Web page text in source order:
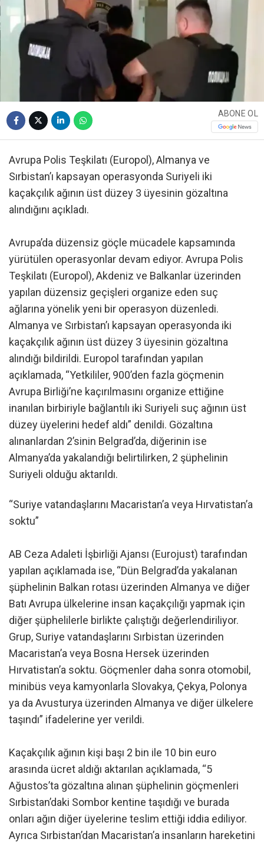
ABONE OL
Avrupa Polis Teşkilatı (Europol), Almanya ve
Sırbistan’ı kapsayan operasyonda Suriyeli iki
kaçakçılık ağının üst düzey 3 üyesinin gözaltına
alındığını açıkladı.
Avrupa’da düzensiz göçle mücadele kapsamında
yürütülen operasyonlar devam ediyor. Avrupa Polis
Teşkilatı (Europol), Akdeniz ve Balkanlar üzerinden
yapılan düzensiz geçişleri organize eden suç
ağlarına yönelik yeni bir operasyon düzenledi.
Almanya ve Sırbistan’ı kapsayan operasyonda iki
kaçakçılık ağının üst düzey 3 üyesinin gözaltına
alındığı bildirildi. Europol tarafından yapılan
açıklamada, “Yetkililer, 900’den fazla göçmenin
Avrupa Birliği’ne kaçırılmasını organize ettiğine
inanılan birbiriyle bağlantılı iki Suriyeli suç ağının üst
düzey üyelerini hedef aldı” denildi. Gözaltına
alınanlardan 2’sinin Belgrad’da, diğerinin ise
Almanya’da yakalandığı belirtilirken, 2 şüphelinin
Suriyeli olduğu aktarıldı.
“Suriye vatandaşlarını Macaristan’a veya Hırvatistan’a
soktu”
AB Ceza Adaleti İşbirliği Ajansı (Eurojust) tarafından
yapılan açıklamada ise, “Dün Belgrad’da yakalanan
şüphelinin Balkan rotası üzerinden Almanya ve diğer
Batı Avrupa ülkelerine insan kaçakçılığı yapmak için
diğer şüphelilerle birlikte çalıştığı değerlendiriliyor.
Grup, Suriye vatandaşlarını Sırbistan üzerinden
Macaristan’a veya Bosna Hersek üzerinden
Hırvatistan’a soktu. Göçmenler daha sonra otomobil,
minibüs veya kamyonlarla Slovakya, Çekya, Polonya
ya da Avusturya üzerinden Almanya ve diğer ülkelere
taşındı” ifadelerine yer verildi.
Kaçakçılık ağının kişi başı 2 bin ile 10 bin euro
arasında ücret aldığı aktarılan açıklamada, “5
Ağustos’ta gözaltına alınan şüphelinin göçmenleri
Sırbistan’daki Sombor kentine taşıdığı ve burada
onları ağın diğer üyelerine teslim ettiği iddia ediliyor.
Ayrıca Sırbistan’dan Macaristan’a insanların hareketini